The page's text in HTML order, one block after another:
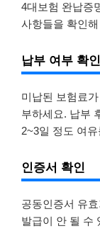
4대보험 완납증
사항들을 확인
납부 여부 확인
미납된 보험료
부하세요. 납부
2~3일 정도 여
인증서 확인
공동인증서 유
발급이 안 될 수